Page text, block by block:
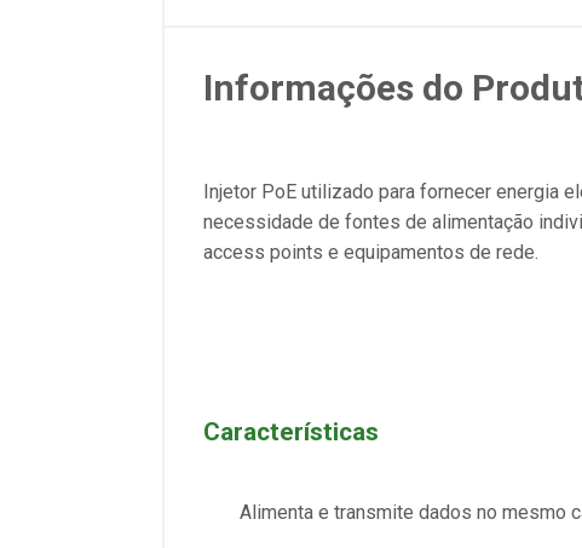
Informações do
Injetor PoE utilizado para fornecer energia
necessidade de fontes de alimentação
access points e equipamentos de rede.
Características
Alimenta e transmite dados no mesmo